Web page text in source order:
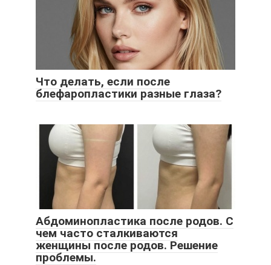
Что делать, если после
блефаропластики разные глаза?
Абдоминопластика после родов. С
чем часто сталкиваются
женщины после родов. Решение
проблемы.